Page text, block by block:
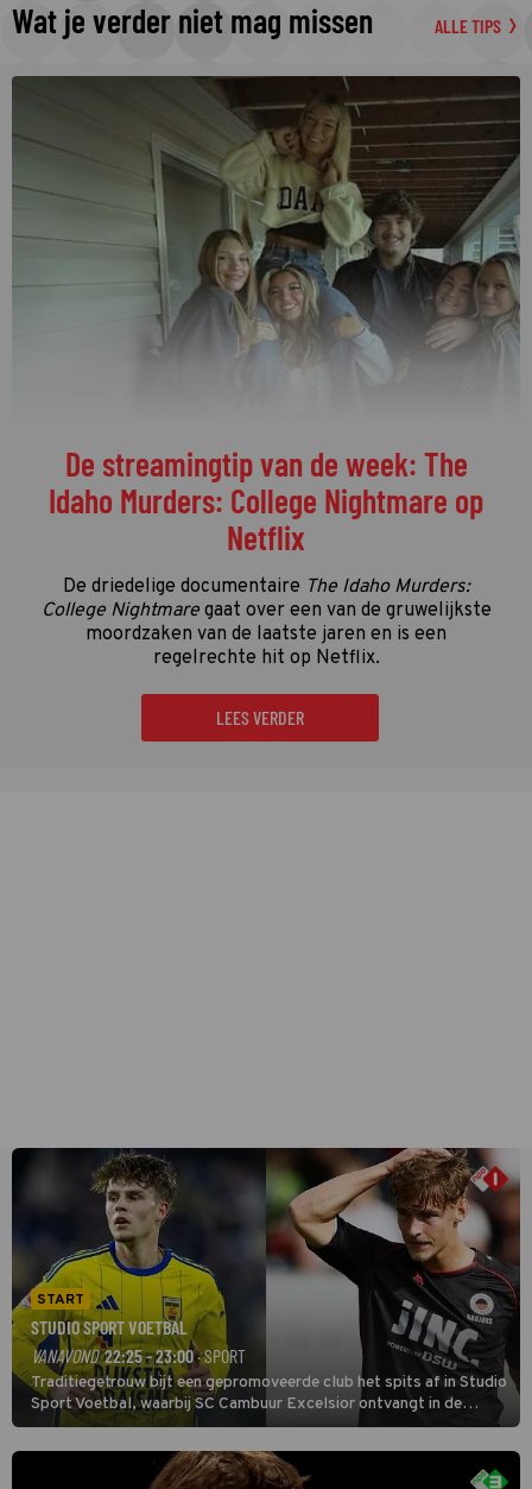
Wat je verder niet mag missen ALLE TIPS
De streamingtip van de week: The
Idaho Murders: College Nightmare op
Netflix
De driedelige documentaire The Idaho Murders:
College Nightmaregaat over een van de gruwelijkste
moordzaken van de laatste jaren en is een
regelrechte hit op Netflix.
LEES VERDER
START
STUDIO SPORT VOETBAL
VANAVOND 22:25 - 23:00· SPORT
Traditiegetrouw bijt een gepromoveerde club het spits af in Studio
Sport Voetbal, waarbij SC Cambuur Excelsior ontvangt in de
eerste wedstrijd van het nieuwe Eredivisieseizoen. De nieuwe
oefenmeester is Johan Plat en hij wil aanvallend voetballen.